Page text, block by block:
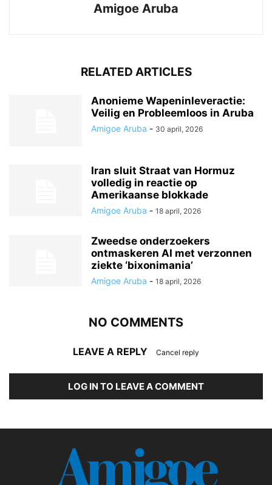
Amigoe Aruba
RELATED ARTICLES
Anonieme Wapeninleveractie:
Veilig en Probleemloos in Aruba
Amigoe Aruba - 30 april, 2026
Iran sluit Straat van Hormuz
volledig in reactie op
Amerikaanse blokkade
Amigoe Aruba - 18 april, 2026
Zweedse onderzoekers
ontmaskeren AI met verzonnen
ziekte ‘bixonimania’
Amigoe Aruba - 18 april, 2026
NO COMMENTS
LEAVE A REPLY Cancel reply
LOG IN TO LEAVE A COMMENT